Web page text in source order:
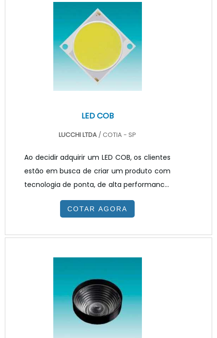
LED COB
LUCCHI LTDA / COTIA - SP
Ao decidir adquirir um LED COB, os clientes
estão em busca de criar um produto com
tecnologia de ponta, de alta performance,
eficiente e que seja totalmente capaz de
atender suas necessidades e
modelos de LED, sendo que cada modelo
dotipo COB que traz uma nova tecnologia
de encapsulamento que utilizando
múltiplos chips de L...
COTAR AGORA